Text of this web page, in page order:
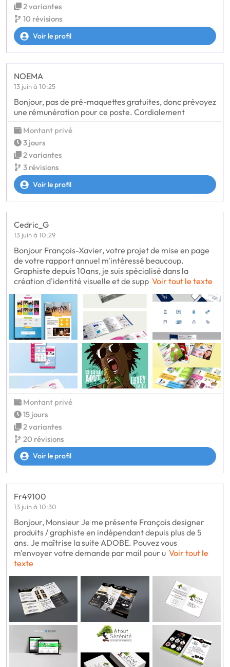
2 variantes
10 révisions
Voir le profil
NOEMA
13 juin à 10:25
Bonjour, pas de pré-maquettes gratuites, donc prévoyez
une rémunération pour ce poste. Cordialement
Montant privé
3 jours
2 variantes
3 révisions
Voir le profil
Cedric_G
13 juin à 10:29
Bonjour François-Xavier, votre projet de mise en page
de votre rapport annuel m'intéressé beaucoup.
Graphiste depuis 10ans, je suis spécialisé dans la
création d'identité visuelle et de supp Voir tout le texte
Montant privé
15 jours
2 variantes
20 révisions
Voir le profil
Fr49100
13 juin à 10:30
Bonjour, Monsieur Je me présente François designer
produits / graphiste en indépendant depuis plus de 5
ans. Je maîtrise la suite ADOBE. Pouvez vous
m'envoyer votre demande par mail pour u Voir tout le
texte